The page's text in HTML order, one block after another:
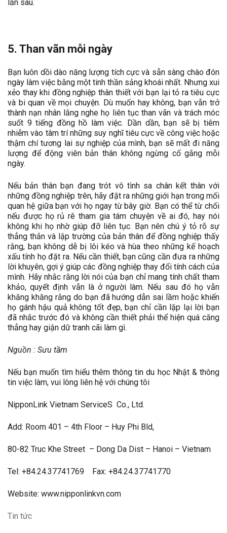
lần sau.
5. Than vãn mỗi ngày
Bạn luôn dồi dào năng lượng tích cực và sẵn sàng chào đón
ngày làm việc bằng một tinh thần sảng khoái nhất. Nhưng xui
xẻo thay khi đồng nghiệp thân thiết với bạn lại tỏ ra tiêu cực
và bi quan về mọi chuyện. Dù muốn hay không, bạn vẫn trở
thành nạn nhân lắng nghe họ liên tục than vãn và trách móc
suốt 9 tiếng đồng hồ làm việc. Dần dần, bạn sẽ bị tiêm
nhiễm vào tâm trí những suy nghĩ tiêu cực về công việc hoặc
thậm chí tương lai sự nghiệp của mình, bạn sẽ mất đi năng
lượng để động viên bản thân không ngừng cố gắng mỗi
ngày.
Nếu bản thân bạn đang trót vô tình sa chân kết thân với
những đồng nghiệp trên, hãy đặt ra những giới hạn trong mối
quan hệ giữa bạn với họ ngay từ bây giờ. Bạn có thể từ chối
nếu được họ rủ rê tham gia tám chuyện về ai đó, hay nói
không khi họ nhờ giúp đỡ liên tục. Bạn nên chú ý tỏ rõ sự
thẳng thắn và lập trường của bản thân để đồng nghiệp thấy
rằng, bạn không dễ bị lôi kéo và hùa theo những kế hoạch
xấu tính họ đặt ra. Nếu cần thiết, bạn cũng cần đưa ra những
lời khuyên, gợi ý giúp các đồng nghiệp thay đổi tính cách của
mình. Hãy nhắc rằng lời nói của bạn chỉ mang tính chất tham
khảo, quyết định vẫn là ở người làm. Nếu sau đó họ vẫn
khăng khăng rằng do bạn đã hướng dẫn sai lầm hoặc khiến
họ gánh hậu quả không tốt đẹp, bạn chỉ cần lặp lại lời bạn
đã nhắc trước đó và không cần thiết phải thể hiện quá căng
thẳng hay giận dữ tranh cãi làm gì.
Nguồn : Sưu tầm
Nếu bạn muốn tìm hiểu thêm thông tin du học Nhật & thông
tin việc làm, vui lòng liên hệ với chúng tôi
NipponLink Vietnam ServiceS Co., Ltd.
Add: Room 401 – 4th Floor – Huy Phi Bld,
80-82 Truc Khe Street – Dong Da Dist – Hanoi – Vietnam
Tel: +84.24.37741769 Fax: +84.24.37741770
Website: www.nipponlinkvn.com
Tin tức